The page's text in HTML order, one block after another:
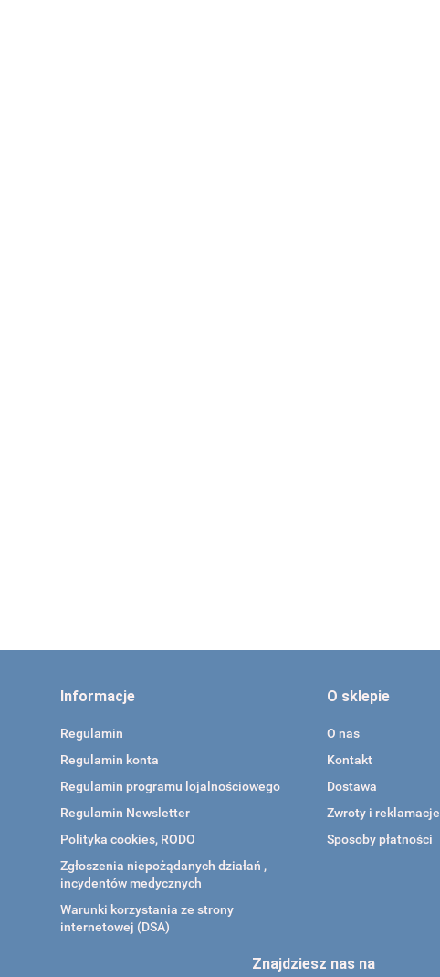
Informacje
Regulamin
Regulamin konta
Regulamin programu lojalnościowego
Regulamin Newsletter
Polityka cookies, RODO
Zgłoszenia niepożądanych działań ,
incydentów medycznych
Warunki korzystania ze strony
internetowej (DSA)
O sklepie
O nas
Kontakt
Dostawa
Zwroty i reklamacje
Sposoby płatności
Znajdziesz nas na